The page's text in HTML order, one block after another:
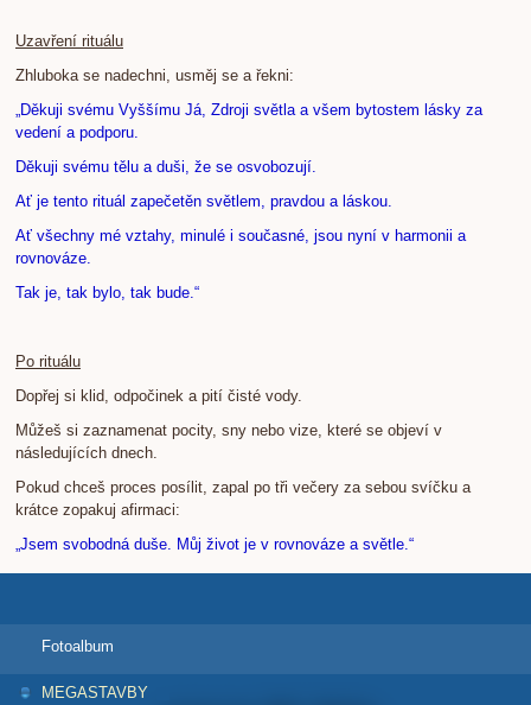
Uzavření rituálu
Zhluboka se nadechni, usměj se a řekni:
„Děkuji svému Vyššímu Já, Zdroji světla a všem bytostem lásky za
vedení a podporu.
Děkuji svému tělu a duši, že se osvobozují.
Ať je tento rituál zapečetěn světlem, pravdou a láskou.
Ať všechny mé vztahy, minulé i současné, jsou nyní v harmonii a
rovnováze.
Tak je, tak bylo, tak bude.“
Po rituálu
Dopřej si klid, odpočinek a pití čisté vody.
Můžeš si zaznamenat pocity, sny nebo vize, které se objeví v
následujících dnech.
Pokud chceš proces posílit, zapal po tři večery za sebou svíčku a
krátce zopakuj afirmaci:
„Jsem svobodná duše. Můj život je v rovnováze a světle.“
Fotoalbum
MEGASTAVBY